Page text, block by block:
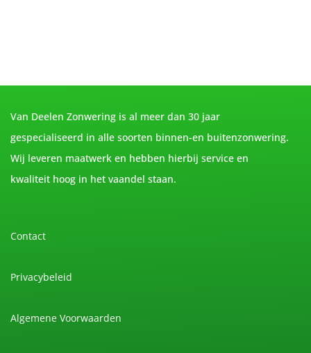
Van Deelen Zonwering is al meer dan 30 jaar
gespecialiseerd in alle soorten binnen-en buitenzonwering.
Wij leveren maatwerk en hebben hierbij service en
kwaliteit hoog in het vaandel staan.
Contact
Privacybeleid
Algemene Voorwaarden